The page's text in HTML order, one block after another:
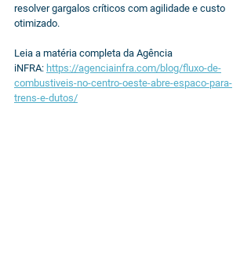
resolver gargalos críticos com agilidade e custo
otimizado.
Leia a matéria completa da Agência
iNFRA: https://agenciainfra.com/blog/fluxo-de-
combustiveis-no-centro-oeste-abre-espaco-para-
trens-e-dutos/